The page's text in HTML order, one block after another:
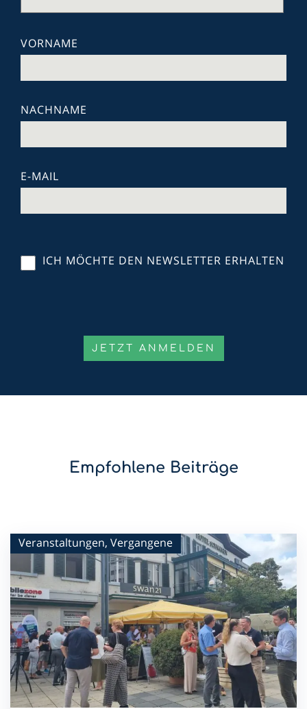
VORNAME
NACHNAME
E-MAIL
ICH MÖCHTE DEN NEWSLETTER ERHALTEN
Empfohlene Beiträge
Veranstaltungen, Vergangene